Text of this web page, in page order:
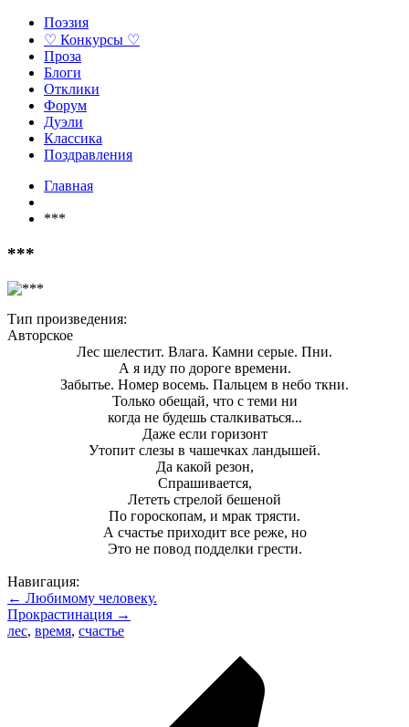
Поэзия
♡ Конкурсы ♡
Проза
Блоги
Отклики
Форум
Дуэли
Классика
Поздравления
Главная
***
***
Тип произведения:
Авторское
Лес шелестит. Влага. Камни серые. Пни.
А я иду по дороге времени.
Забытье. Номер восемь. Пальцем в небо ткни.
Только обещай, что с теми ни
когда не будешь сталкиваться...
Даже если горизонт
Утопит слезы в чашечках ландышей.
Да какой резон,
Спрашивается,
Лететь стрелой бешеной
По гороскопам, и мрак трясти.
А счастье приходит все реже, но
Это не повод подделки грести.
Навигация:
← Любимому человеку.
Прокрастинация →
лес, время, счастье